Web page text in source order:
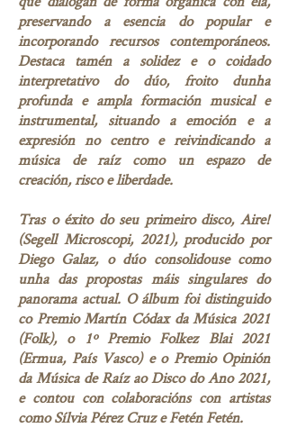
preservando a esencia do popular e
incorporando recursos contemporáneos.
Destaca tamén a solidez e o coidado
interpretativo do dúo, froito dunha
profunda e ampla formación musical e
instrumental, situando a emoción e a
expresión no centro e reivindicando a
música de raíz como un espazo de
creación, risco e liberdade.
Tras o éxito do seu primeiro disco, Aire!
(Segell Microscopi, 2021), producido por
Diego Galaz, o dúo consolidouse como
unha das propostas máis singulares do
panorama actual. O álbum foi distinguido
co Premio Martín Códax da Música 2021
(Folk), o 1º Premio Folkez Blai 2021
(Ermua, País Vasco) e o Premio Opinión
da Música de Raíz ao Disco do Ano 2021,
e contou con colaboracións con artistas
como Sílvia Pérez Cruz e Fetén Fetén.